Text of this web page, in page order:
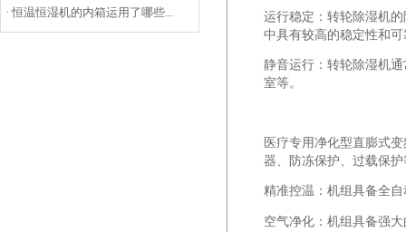
· 恒温恒湿机的内箱运用了哪些...
运行稳定：转轮除湿机
中具有较高的稳定性和
静音运行：转轮除湿机
室等。
医疗专用净化型直膨式
器、防冻保护、过载保
精准控温：机组具备全
空气净化：机组具备强